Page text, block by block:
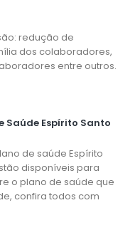
redução de
dos colaboradores,
entre outros.
Saúde Espírito Santo
de saúde Espírito
disponíveis para
o plano de saúde que
confira todos com